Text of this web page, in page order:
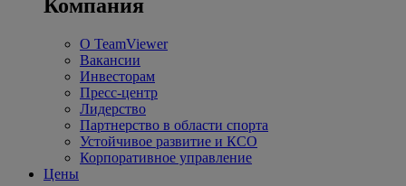
Компания
О TeamViewer
Вакансии
Инвесторам
Пресс-центр
Лидерство
Партнерство в области спорта
Устойчивое развитие и КСО
Корпоративное управление
Цены